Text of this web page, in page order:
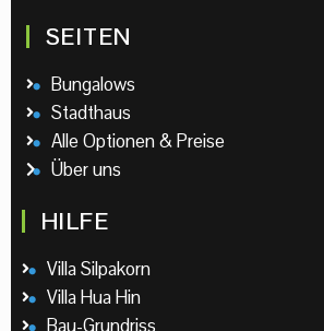
SEITEN
Bungalows
Stadthaus
Alle Optionen & Preise
Über uns
HILFE
Villa Silpakorn
Villa Hua Hin
Bau-Grundriss